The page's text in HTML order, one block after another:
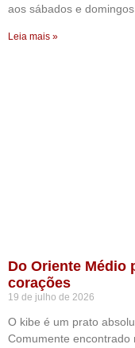
aos sábados e
Leia mais »
Do Oriente Médio
corações
19 de julho de 2026
O kibe é um prato
Comumente encontrado